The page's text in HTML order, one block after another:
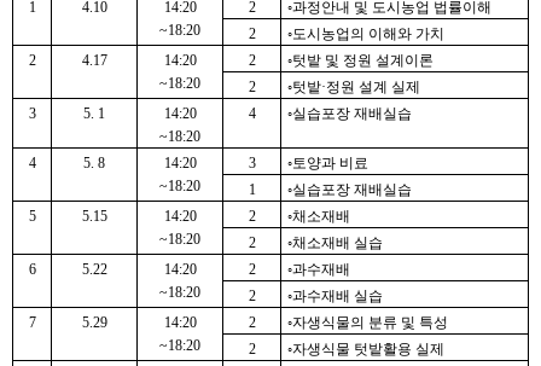
1 4.10
14:20
~18:20
2
◦과정안내 및 도시농업 법률이해
2
◦도시농업의 이해와 가치
2
4.17
14:20
~18:20
2
◦텃밭 및 정원 설계이론
2
◦텃밭·정원 설계 실제
3
5. 1
14:20
~18:20
4 ◦실습포장 재배실습
4 5. 8
14:20
~18:20
3
◦토양과 비료
1
◦실습포장 재배실습
5
5.15
14:20
~18:20
2
◦채소재배
2
◦채소재배 실습
6
5.22
14:20
~18:20
2
◦과수재배
2
◦과수재배 실습
7
5.29
14:20
~18:20
2
◦자생식물의 분류 및 특성
2
◦자생식물 텃밭활용 실제